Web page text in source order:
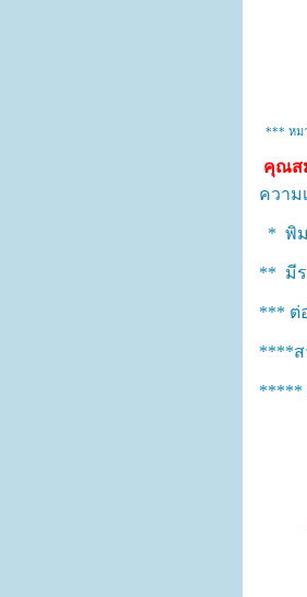
*** หม
คุณส
ความ
* พิ
** มี
*** ต่
****ส
*****